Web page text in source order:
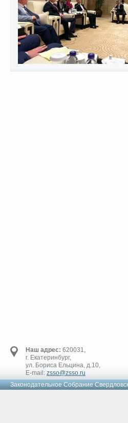
Наш адрес: 620031,
г. Екатеринбург,
ул. Бориса Ельцина, д.10,
E-mail: zsso@zsso.ru
Законодательное Cобрание